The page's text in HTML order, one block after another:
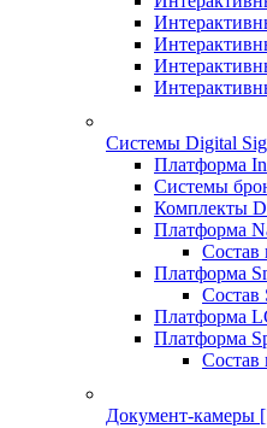
Системы Digital
Платформа
Системы
Комплекты
Платформа
Состав
Платформа
Состав
Платформа
Платформа
Состав
Документ-камеры